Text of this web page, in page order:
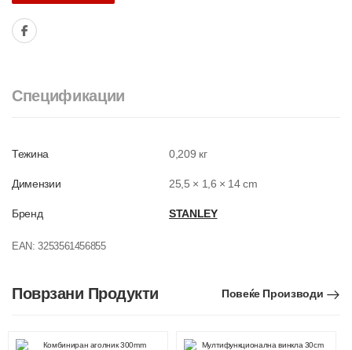
Спецификации
Тежина 0,209 кг
Димензии 25,5 × 1,6 × 14 cm
Бренд STANLEY
EAN:3253561456855
Поврзани Продукти Повеќе Производи